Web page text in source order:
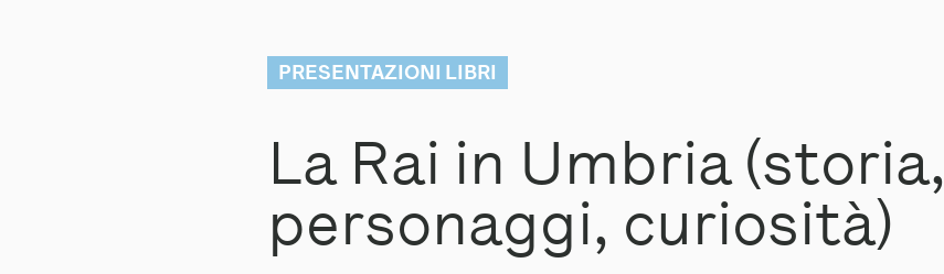
PRESENTAZIONI LIBRI
La Rai in Umbria (storia,
personaggi, curiosità)